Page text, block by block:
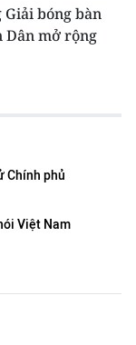
bóng bàn
Dân mở rộng
Chính phủ
Việt Nam